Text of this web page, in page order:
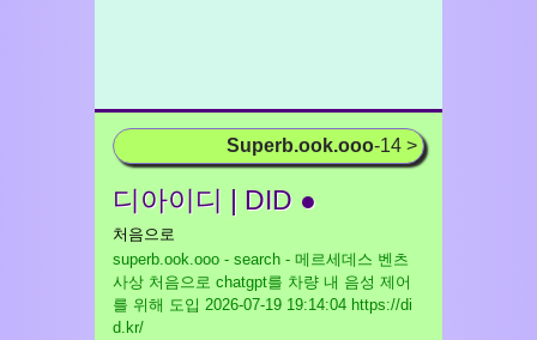
Superb.ook.ooo-14 >
디아이디 | DID ●
처음으로
superb.ook.ooo - search - 메르세데스 벤츠
사상 처음으로 chatgpt를 차량 내 음성 제어
를 위해 도입 2026-07-19 19:14:04 https://di
d.kr/